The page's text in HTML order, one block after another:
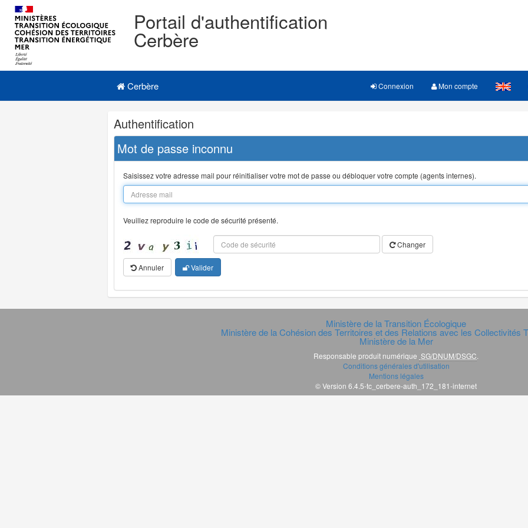
Portail d'authentification
Cerbère
Navigation
Menu principal
Cerbère Connexion Mon compte
Navigation
et
outils
annexes
Authentification
Mot de passe inconnu
Saisissez votre adresse mail pour réinitialiser votre mot de passe ou débloquer votre compte (agents internes).
Veuillez reproduire le code de sécurité présenté.
Changer
Annuler Valider
Ministère de la Transition Écologique
Ministère de la Cohésion des Territoires et des Relations avec les Collectivités
Ministère de la Mer
Responsable produit numérique SG/DNUM/DSGC
Conditions générales d'utilisation
Mentions légales
© Version 6.4.5-tc_cerbere-auth_172_181-internet